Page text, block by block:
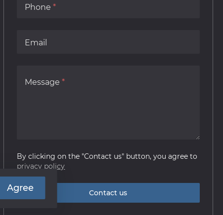
Phone
Email
Message
By clicking on the "Contact us" button, you agree to
privacy policy
Contact us
Agree